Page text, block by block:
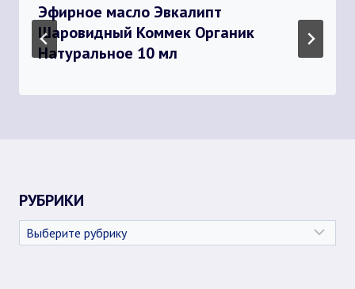
Эфирное масло Эвкалипт
Шаровидный Коммек Органик
Натуральное 10 мл
РУБРИКИ
Рубрики